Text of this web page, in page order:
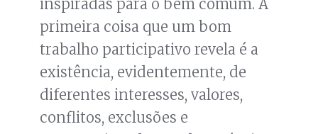
inspiradas para o bem comum. A
primeira coisa que um bom
trabalho participativo revela é a
existência, evidentemente, de
diferentes interesses, valores,
conflitos, exclusões e